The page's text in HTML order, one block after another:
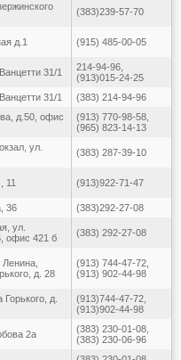
(383)239-57-70
д.1 (915) 485-00-05
31/1
214-94-96,
(913)015-24-25
31/1
(383) 214-94-96
д.50, офис
(913) 770-98-58,
(965) 823-14-13
ул.
(383) 287-39-10
11 (913)922-71-47
36 (383)292-27-08
ул.
офис 421 б
(383) 292-27-08
д. 28
(913) 744-47-72,
(913) 902-44-98
д.
(913)744-47-72,
(913)902-44-98
2а
(383) 230-01-08,
(383) 230-06-96